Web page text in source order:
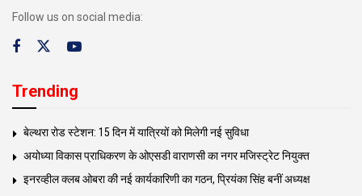
Follow us on social media:
Trending
बेल्थरा रोड स्टेशन: 15 दिन में यात्रियों को मिलेगी नई सुविधा
अयोध्या विकास प्राधिकरण के ओएसडी वाराणसी का नगर मजिस्ट्रेट नियुक्त
इनरव्हील क्लब ओबरा की नई कार्यकारिणी का गठन, प्रियंका सिंह बनीं अध्यक्ष